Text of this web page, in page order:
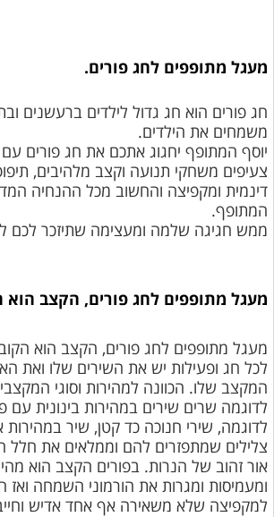
מעגל מתופפים לחג פורים.
חג פורים הוא חג גדול לילדים ברעשנים
משמחים את הילדים.
יוסף המתופף יחגוג אתכם את חג פורים
צעיפים משחקי תנועה וקצב מלהיבים,
דינמית ומקפיצה והחשוב מכל ההנחיה
המתופף.
ממש חגיגה שלמה ומעצימה שתיזכר לכם
מעגל מתופפים לחג פורים, הקצב הוא
מעגל מתופפים לחג פורים, הקצב הוא
לכל חג ופעילות יש את השירים שלו ואת
המקצב שלו. הכוונה למהירות וסוגי
לדוגמה שרים שירים במהירות בינונית
לדוגמה, שירי חנוכה כד קטן, שיר
צלילים שמתפזרים להם וממלאים את חלל
אור זהוב של הנרות. בפורים הקצב הוא
ומעמיסות ומגרות את הורמוני השמחה ואז
למקפיצה שלא משאירה אף אחד אדיש